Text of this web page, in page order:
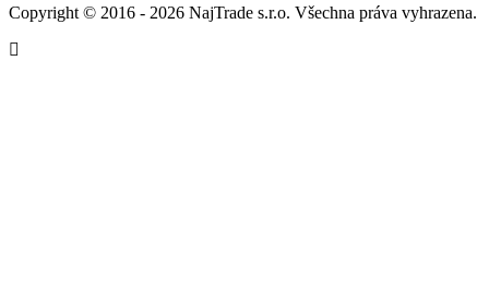
Copyright © 2016 - 2026 NajTrade s.r.o. Všechna práva vyhrazena.